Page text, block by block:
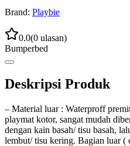
Brand: Playbie
0.0(0 ulasan)
Bumperbed
Deskripsi Produk
– Material luar : Waterproff
playmat kotor, sangat mudah
dengan kain basah/ tisu basah,
lembut/ tisu kering. Bagian luar (